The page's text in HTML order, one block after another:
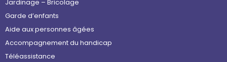
Jardinage – Bricolage
Garde d’enfants
Aide aux personnes âgées
Accompagnement du handicap
Téléassistance